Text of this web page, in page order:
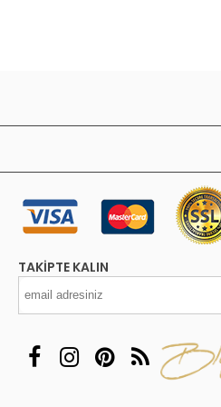
TAKIPTE KALIN